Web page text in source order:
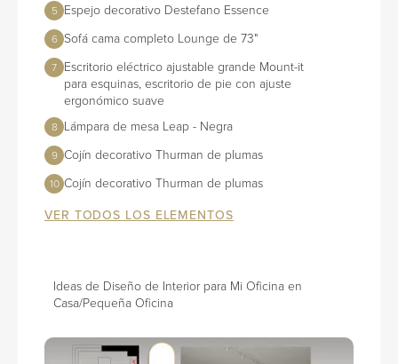
5 Espejo decorativo Destefano Essence
6 Sofá cama completo Lounge de 73"
7 Escritorio eléctrico ajustable grande Mount-it
para esquinas, escritorio de pie con ajuste
ergonómico suave
8 Lámpara de mesa Leap - Negra
9 Cojín decorativo Thurman de plumas
10 Cojín decorativo Thurman de plumas
VER TODOS LOS ELEMENTOS
Ideas de Diseño de Interior para Mi Oficina en
Casa/Pequeña Oficina